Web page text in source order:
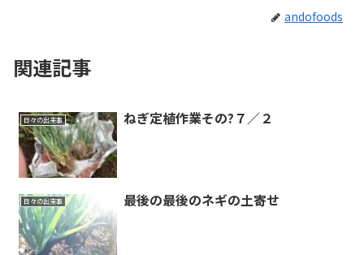
andofoods
関連記事
日々の出来事 ねぎ定植作業その?７／２
日々の出来事 最後の最後のネギの土寄せ